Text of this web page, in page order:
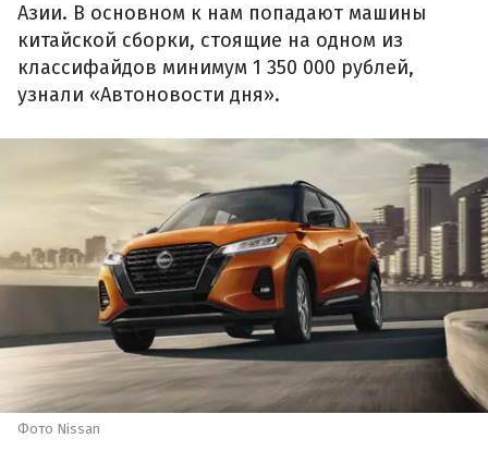
Азии. В основном к нам попадают машины
китайской сборки, стоящие на одном из
классифайдов минимум 1 350 000 рублей,
узнали «Автоновости дня».
Фото Nissan